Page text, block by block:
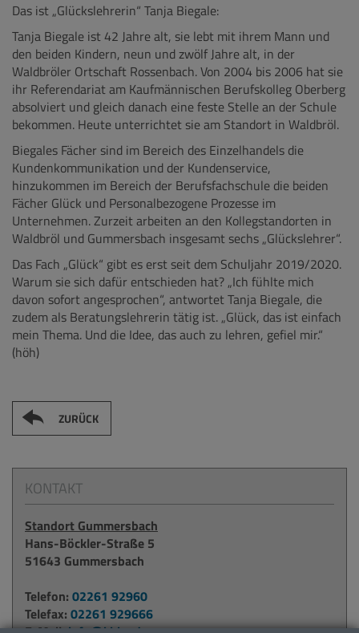
Das ist „Glückslehrerin“ Tanja Biegale:
Tanja Biegale ist 42 Jahre alt, sie lebt mit ihrem Mann und
den beiden Kindern, neun und zwölf Jahre alt, in der
Waldbröler Ortschaft Rossenbach. Von 2004 bis 2006 hat sie
ihr Referendariat am Kaufmännischen Berufskolleg Oberberg
absolviert und gleich danach eine feste Stelle an der Schule
bekommen. Heute unterrichtet sie am Standort in Waldbröl.
Biegales Fächer sind im Bereich des Einzelhandels die
Kundenkommunikation und der Kundenservice,
hinzukommen im Bereich der Berufsfachschule die beiden
Fächer Glück und Personalbezogene Prozesse im
Unternehmen. Zurzeit arbeiten an den Kollegstandorten in
Waldbröl und Gummersbach insgesamt sechs „Glückslehrer“.
Das Fach „Glück“ gibt es erst seit dem Schuljahr 2019/2020.
Warum sie sich dafür entschieden hat? „Ich fühlte mich
davon sofort angesprochen“, antwortet Tanja Biegale, die
zudem als Beratungslehrerin tätig ist. „Glück, das ist einfach
mein Thema. Und die Idee, das auch zu lehren, gefiel mir.“
(höh)
ZURÜCK
KONTAKT
Standort Gummersbach
Hans-Böckler-Straße 5
51643 Gummersbach
Telefon: 02261 92960
Telefax: 02261 929666